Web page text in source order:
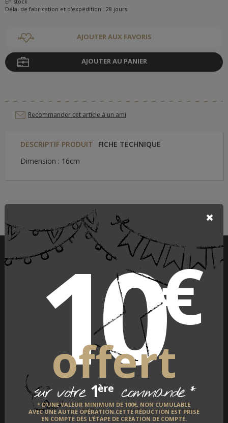
10€
offert
sur votre 1ère commande*
* D’UNE VALEUR MINIMUM DE 100€, NON CUMULABLE
AVEC UNE AUTRE OPÉRATION.CETTE RÉDUCTION EST PRISE
EN COMPTE DÈS L’ÉTAPE DE CRÉATION DE COMPTE.
Délai de fabrication et d'expédition : 28 jours
AJOUTER AUX FAVORIS
AJOUTER AU PANIER
Recommander cet article à un ami
DESCRIPTIF PRODUIT
FICHE TECHNIQUE
Dimension : 16cm
PAIEMENT SÉCURISÉ
LIVRAISON À L'INTERNATIONAL